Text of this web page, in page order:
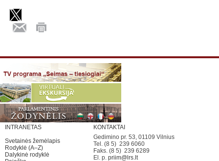
INTRANETAS
Svetainės žemėlapis
Rodyklė (A–Z)
Dalykinė rodyklė
KONTAKTAI
Gedimino pr. 53, 01109 Vilnius
Tel. (8 5) 239 6060
Faks. (8 5) 239 6289
El. p. priim@lrs.lt